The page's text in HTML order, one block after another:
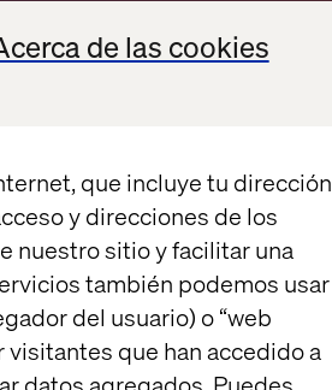
de las cookies
que incluye tu dirección
y direcciones de los
nuestro sitio y facilitar una
también podemos usar
del usuario) o “web
que han accedido a
datos agregados. Puedes